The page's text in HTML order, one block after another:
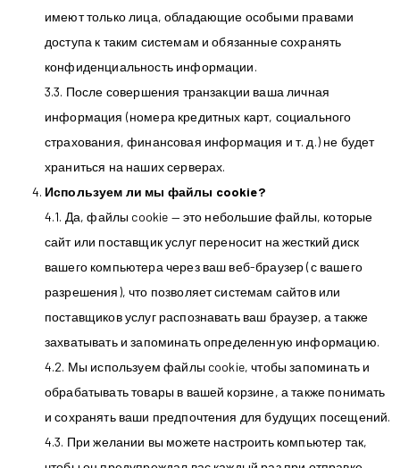
имеют только лица, обладающие особыми правами
доступа к таким системам и обязанные сохранять
конфиденциальность информации.
3.3. После совершения транзакции ваша личная
информация (номера кредитных карт, социального
страхования, финансовая информация и т. д.) не будет
храниться на наших серверах.
Используем ли мы файлы cookie?
4.1. Да, файлы cookie — это небольшие файлы, которые
сайт или поставщик услуг переносит на жесткий диск
вашего компьютера через ваш веб-браузер (с вашего
разрешения), что позволяет системам сайтов или
поставщиков услуг распознавать ваш браузер, а также
захватывать и запоминать определенную информацию.
4.2. Мы используем файлы cookie, чтобы запоминать и
обрабатывать товары в вашей корзине, а также понимать
и сохранять ваши предпочтения для будущих посещений.
4.3. При желании вы можете настроить компьютер так,